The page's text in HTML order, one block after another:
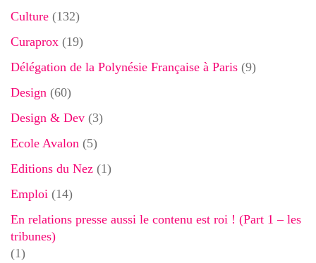
Culture (132)
Curaprox (19)
Délégation de la Polynésie Française à Paris (9)
Design (60)
Design & Dev (3)
Ecole Avalon (5)
Editions du Nez (1)
Emploi (14)
En relations presse aussi le contenu est roi ! (Part 1 – les
tribunes)
(1)